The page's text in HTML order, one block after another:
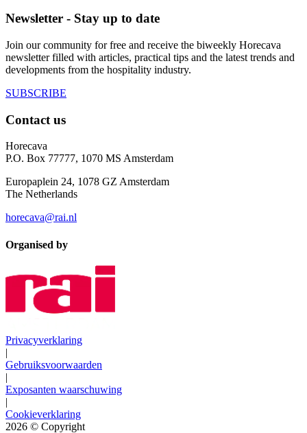
Newsletter - Stay up to date
Join our community for free and receive the biweekly Horecava
newsletter filled with articles, practical tips and the latest trends and
developments from the hospitality industry.
SUBSCRIBE
Contact us
Horecava
P.O. Box 77777, 1070 MS Amsterdam
Europaplein 24, 1078 GZ Amsterdam
The Netherlands
horecava@rai.nl
Organised by
Privacyverklaring
|
Gebruiksvoorwaarden
|
Exposanten waarschuwing
|
Cookieverklaring
2026 © Copyright